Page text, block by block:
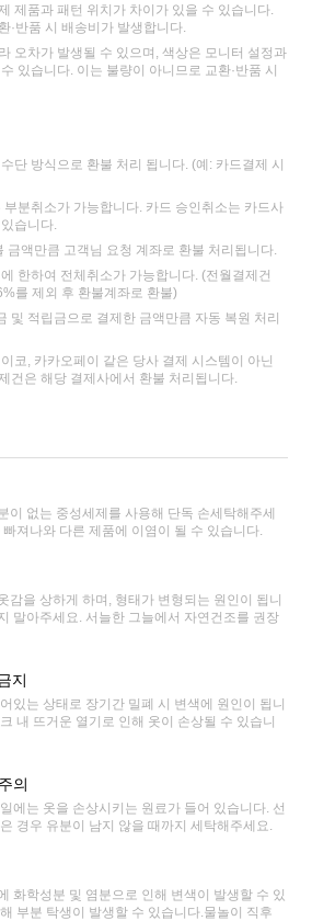
제품과 패턴 위치가 차이가 있을 수 있습니다.
·반품 시 배송비가 발생합니다.
오차가 발생될 수 있으며, 색상은 모니터 설정과
있습니다. 이는 불량이 아니므로 교환·반품 시
단 방식으로 환불 처리 됩니다. (예: 카드결제 시
분취소가 가능합니다. 카드 승인취소는 카드사
습니다.
금액만큼 고객님 요청 계좌로 환불 처리됩니다.
한하여 전체취소가 가능합니다. (전월결제건
를 제외 후 환불계좌로 환불)
및 적립금으로 결제한 금액만큼 자동 복원 처리
코, 카카오페이 같은 당사 결제 시스템이 아닌
건은 해당 결제사에서 환불 처리됩니다.
이 없는 중성세제를 사용해 단독 손세탁해주세
빠져나와 다른 제품에 이염이 될 수 있습니다.
감을 상하게 하며, 형태가 변형되는 원인이 됩니
말아주세요. 서늘한 그늘에서 자연건조를 권장
지
있는 상태로 장기간 밀폐 시 변색에 원인이 됩니
내 뜨거운 열기로 인해 옷이 손상될 수 있습니
의
에는 옷을 손상시키는 원료가 들어 있습니다. 선
경우 유분이 남지 않을 때까지 세탁해주세요.
화학성분 및 염분으로 인해 변색이 발생할 수 있
부분 탁생이 발생할 수 있습니다.물놀이 직후